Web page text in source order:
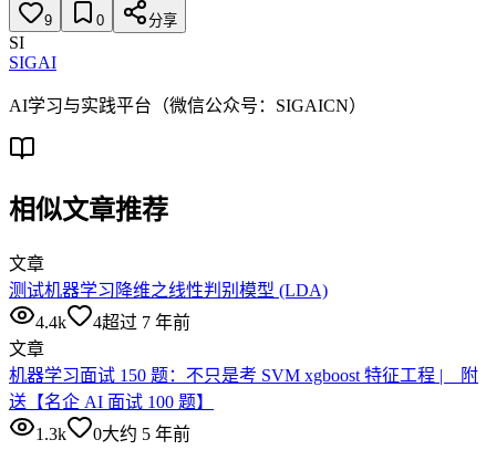
9 0 分享
SI
SIGAI
AI学习与实践平台（微信公众号：SIGAICN）
相似文章推荐
文章
测试机器学习降维之线性判别模型 (LDA)
4.4k
4超过 7 年前
文章
机器学习面试 150 题：不只是考 SVM xgboost 特征工程 | 附
送【名企 AI 面试 100 题】
1.3k
0大约 5 年前